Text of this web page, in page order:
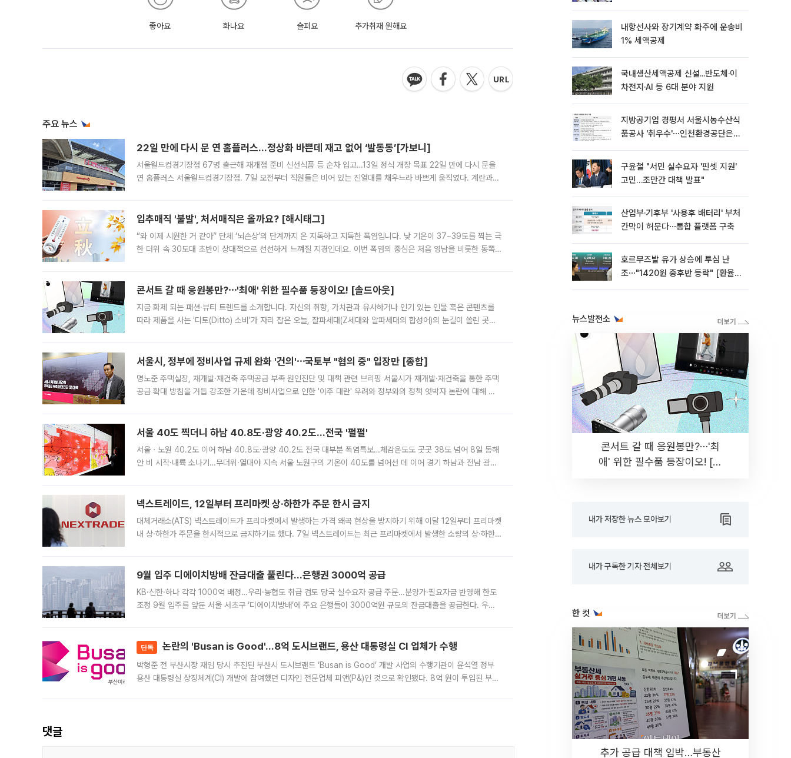
좋아요 화나요 슬퍼요 추가취재 원해요
주요 뉴스
22일 만에 다시 문 연 홈플러스…정상화 바쁜데 재고 없어 ‘발동동’[가보니]
서울월드컵경기장점 67명 출근해 재개점 준비 신선식품 등 순차 입고…13일 정식 개장 목표 22일 만에 다시 문을
연 홈플러스 서울월드컵경기장점. 7일 오전부터 직원들은 비어 있는 진열대를 채우느라 바쁘게 움직였다. 계란과
입추매직 '불발', 처서매직은 올까요? [해시태그]
“와 이제 시원한 거 같아” 단체 ‘뇌손상’의 단계까지 온 지독하고 지독한 폭염입니다. 낮 기온이 37~39도를 찍는 극
한 더위 속 30도대 초반이 상대적으로 선선하게 느껴질 지경인데요. 이번 폭염의 중심은 처음 영남을 비롯한 동쪽
콘서트 갈 때 응원봉만?⋯'최애' 위한 필수품 등장이오! [솔드아웃]
지금 화제 되는 패션·뷰티 트렌드를 소개합니다. 자신의 취향, 가치관과 유사하거나 인기 있는 인물 혹은 콘텐츠를
따라 제품을 사는 '디토(Ditto) 소비'가 자리 잡은 오늘, 잘파세대(Z세대와 알파세대의 합성어)의 눈길이 쏠린 곳은
서울시, 정부에 정비사업 규제 완화 '건의'⋯국토부 "협의 중" 입장만 [종합]
명노준 주택실장, 재개발·재건축 주택공급 부족 원인진단 및 대책 관련 브리핑 서울시가 재개발·재건축을 통한 주택
공급 확대 방침을 거듭 강조한 가운데 정비사업으로 인한 '이주 대란' 우려와 정부와의 정책 엇박자 논란에 대해 정
서울 40도 찍더니 하남 40.8도·광양 40.2도…전국 '펄펄'
서울ㆍ노원 40.2도 이어 하남 40.8도·광양 40.2도 전국 대부분 폭염특보…체감온도도 곳곳 38도 넘어 8일 동해
안 비 시작·내륙 소나기…무더위·열대야 지속 서울 노원구의 기온이 40도를 넘어선 데 이어 경기 하남과 전남 광양
넥스트레이드, 12일부터 프리마켓 상·하한가 주문 한시 금지
대체거래소(ATS) 넥스트레이드가 프리마켓에서 발생하는 가격 왜곡 현상을 방지하기 위해 이달 12일부터 프리마켓
내 상·하한가 주문을 한시적으로 금지하기로 했다. 7일 넥스트레이드는 최근 프리마켓에서 발생한 소량의 상·하한
9월 입주 디에이치방배 잔금대출 풀린다…은행권 3000억 공급
KB·신한·하나 각각 1000억 배정…우리·농협도 취급 검토 당국 실수요자 공급 주문…분양가·필요자금 반영해 한도
조정 9월 입주를 앞둔 서울 서초구 ‘디에이치방배’에 주요 은행들이 3000억원 규모의 잔금대출을 공급한다. 우리
단독 논란의 'Busan is Good'…8억 도시브랜드, 용산 대통령실 CI 업체가 수행
박형준 전 부산시장 재임 당시 추진된 부산시 도시브랜드 ‘Busan is Good’ 개발 사업의 수행기관이 윤석열 정부
용산 대통령실 상징체계(CI) 개발에 참여했던 디자인 전문업체 피앤(P&)인 것으로 확인됐다. 8억 원이 투입된 부산
댓글
내항선사와 장기계약 화주에 운송비
1% 세액공제
국내생산세액공제 신설...반도체·이
차전지·AI 등 6대 분야 지원
지방공기업 경평서 서울시농수산식
품공사 '취우수'⋯인천환경공단은
구윤철 "서민 실수요자 '핀셋 지원'
고민…조만간 대책 발표"
산업부·기후부 '사용후 배터리' 부처
칸막이 허문다⋯통합 플랫폼 구축
호르무즈발 유가 상승에 투심 난
조⋯"1420원 중후반 등락" [환율전
뉴스발전소
콘서트 갈 때 응원봉만?⋯'최
애' 위한 필수품 등장이오! [솔
내가 저장한 뉴스 모아보기
내가 구독한 기자 전체보기
한 컷
추가 공급 대책 임박…부동산